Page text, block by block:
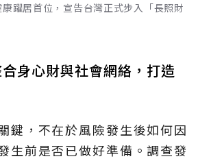
躍居首位，宣告台灣正式步入「長照財
身心財與社會網絡，打造
鍵，不在於風險發生後如何因
生前是否已做好準備。調查發